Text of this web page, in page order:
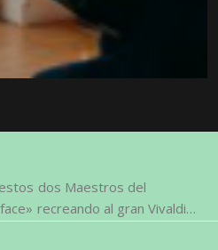
dos Maestros del
recreando al gran Vivaldi…